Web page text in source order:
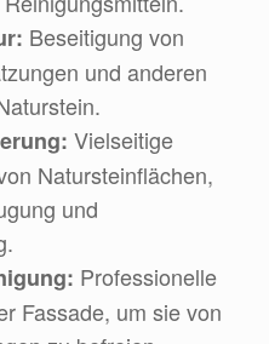
Beseitigung von
und anderen
Vielseitige
Natursteinflächen,
und
Professionelle
Fassade, um sie von